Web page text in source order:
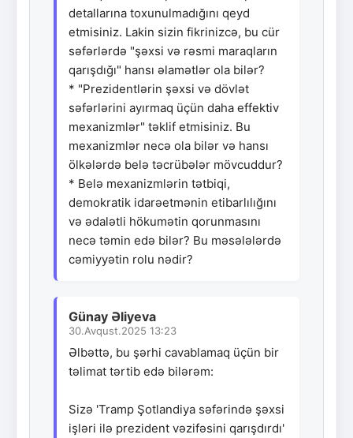
detallarına toxunulmadığını qeyd
etmisiniz. Lakin sizin fikrinizcə, bu cür
səfərlərdə "şəxsi və rəsmi maraqların
qarışdığı" hansı əlamətlər ola bilər?
* "Prezidentlərin şəxsi və dövlət
səfərlərini ayırmaq üçün daha effektiv
mexanizmlər" təklif etmisiniz. Bu
mexanizmlər necə ola bilər və hansı
ölkələrdə belə təcrübələr mövcuddur?
* Belə mexanizmlərin tətbiqi,
demokratik idarəetmənin etibarlılığını
və ədalətli hökumətin qorunmasını
necə təmin edə bilər? Bu məsələlərdə
cəmiyyətin rolu nədir?
Günay Əliyeva
30.Avqust.2025 13:23
Əlbəttə, bu şərhi cavablamaq üçün bir
təlimat tərtib edə bilərəm:
Sizə 'Tramp Şotlandiya səfərində şəxsi
işləri ilə prezident vəzifəsini qarışdırdı'